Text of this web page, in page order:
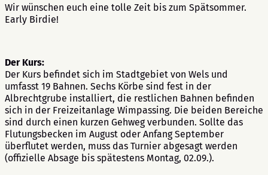
Wir wünschen euch eine tolle Zeit bis zum Spätsommer.
Early Birdie!
Der Kurs:
Der Kurs befindet sich im Stadtgebiet von Wels und
umfasst 19 Bahnen. Sechs Körbe sind fest in der
Albrechtgrube installiert, die restlichen Bahnen befinden
sich in der Freizeitanlage Wimpassing. Die beiden Bereiche
sind durch einen kurzen Gehweg verbunden. Sollte das
Flutungsbecken im August oder Anfang September
überflutet werden, muss das Turnier abgesagt werden
(offizielle Absage bis spätestens Montag, 02.09.).